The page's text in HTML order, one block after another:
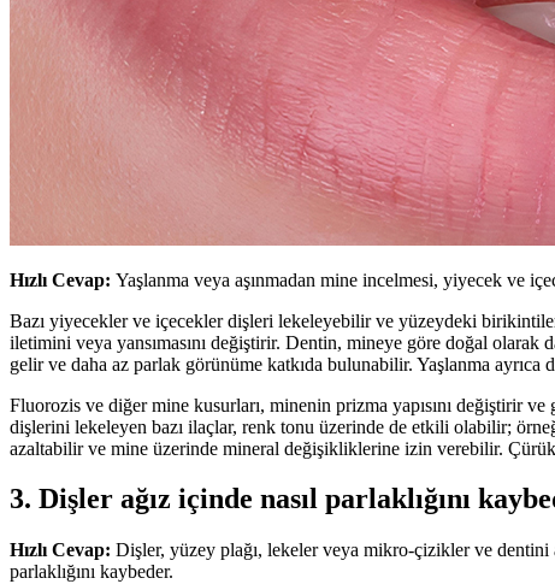
Hızlı Cevap: Yaşlanma veya aşınmadan mine incelmesi, yiyecek ve
Bazı yiyecekler ve içecekler dişleri lekeleyebilir ve yüzeydeki
iletimini veya yansımasını değiştirir. Dentin, mineye göre doğal olarak
gelir ve daha az parlak görünüme katkıda bulunabilir. Yaşlanma ayrıca
Fluorozis ve diğer mine kusurları, minenin prizma yapısını değiştirir
dişlerini lekeleyen bazı ilaçlar, renk tonu üzerinde de etkili olabilir;
azaltabilir ve mine üzerinde mineral değişikliklerine izin verebilir.
3. Dişler ağız içinde nasıl parlaklığını
Hızlı Cevap: Dişler, yüzey plağı, lekeler veya mikro-çizikler ve dentini
parlaklığını kaybeder.